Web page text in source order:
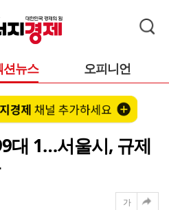
션뉴스 오피니언
대 1…서울시, 규제
가